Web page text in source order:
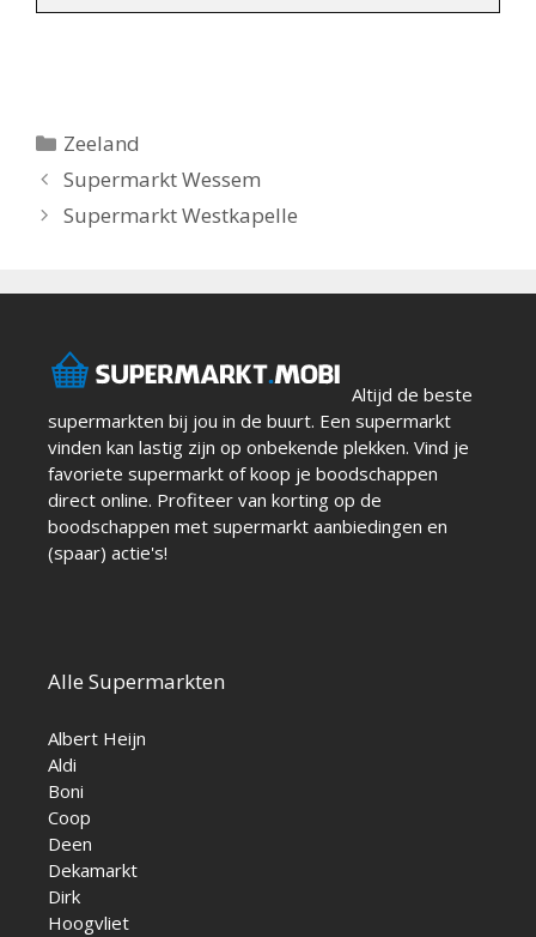
Categorieën
Zeeland
Berichtnavigatie
Supermarkt Wessem
Supermarkt Westkapelle
Altijd de beste
supermarkten bij jou in de buurt. Een supermarkt
vinden kan lastig zijn op onbekende plekken. Vind je
favoriete supermarkt of koop je boodschappen
direct online. Profiteer van korting op de
boodschappen met supermarkt aanbiedingen en
(spaar) actie's!
Alle Supermarkten
Albert Heijn
Aldi
Boni
Coop
Deen
Dekamarkt
Dirk
Hoogvliet